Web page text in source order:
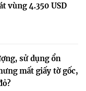
vùng 4.350 USD
sử dụng ổn
mất giấy tờ gốc,